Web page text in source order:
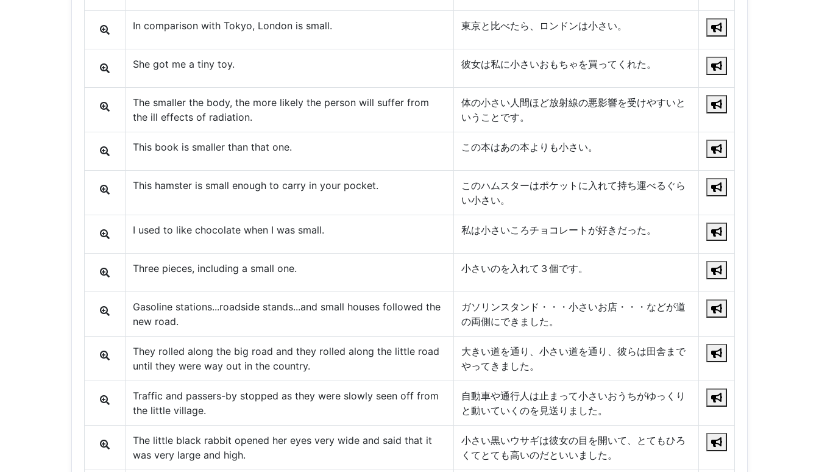
In comparison with Tokyo, London is small. 東京と比べたら、ロンドンは小さい。
She got me a tiny toy. 彼女は私に小さいおもちゃを買ってくれた。
The smaller the body, the more likely the person will suffer from
the ill effects of radiation.
体の小さい人間ほど放射線の悪影響を受けやすいと
いうことです。
This book is smaller than that one. この本はあの本よりも小さい。
This hamster is small enough to carry in your pocket.
このハムスターはポケットに入れて持ち運べるぐら
い小さい。
I used to like chocolate when I was small. 私は小さいころチョコレートが好きだった。
Three pieces, including a small one. 小さいのを入れて３個です。
Gasoline stations...roadside stands...and small houses followed the
new road.
ガソリンスタンド・・・小さいお店・・・などが道
の両側にできました。
They rolled along the big road and they rolled along the little road
until they were way out in the country.
大きい道を通り、小さい道を通り、彼らは田舎まで
やってきました。
Traffic and passers-by stopped as they were slowly seen off from
the little village.
自動車や通行人は止まって小さいおうちがゆっくり
と動いていくのを見送りました。
The little black rabbit opened her eyes very wide and said that it
was very large and high.
小さい黒いウサギは彼女の目を開いて、とてもひろ
くてとても高いのだといいました。